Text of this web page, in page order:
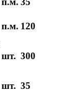
п.м. 120
шт. 300
шт. 35